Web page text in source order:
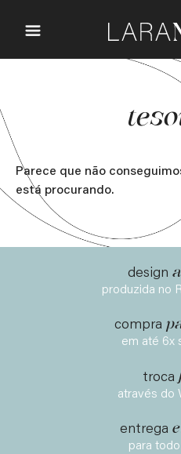
Parece que não
está procurando.
design
produzida no
compra
em até 6x
troca
através do
entrega
para